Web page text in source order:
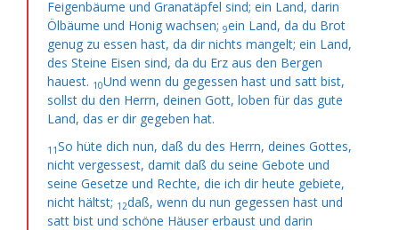
Feigenbäume und Granatäpfel sind; ein Land, darin
Ölbäume und Honig wachsen; 9ein Land, da du Brot
genug zu essen hast, da dir nichts mangelt; ein Land,
des Steine Eisen sind, da du Erz aus den Bergen
hauest. 10Und wenn du gegessen hast und satt bist,
sollst du den Herrn, deinen Gott, loben für das gute
Land, das er dir gegeben hat.
11So hüte dich nun, daß du des Herrn, deines Gottes,
nicht vergessest, damit daß du seine Gebote und
seine Gesetze und Rechte, die ich dir heute gebiete,
nicht hältst; 12daß, wenn du nun gegessen hast und
satt bist und schöne Häuser erbaust und darin